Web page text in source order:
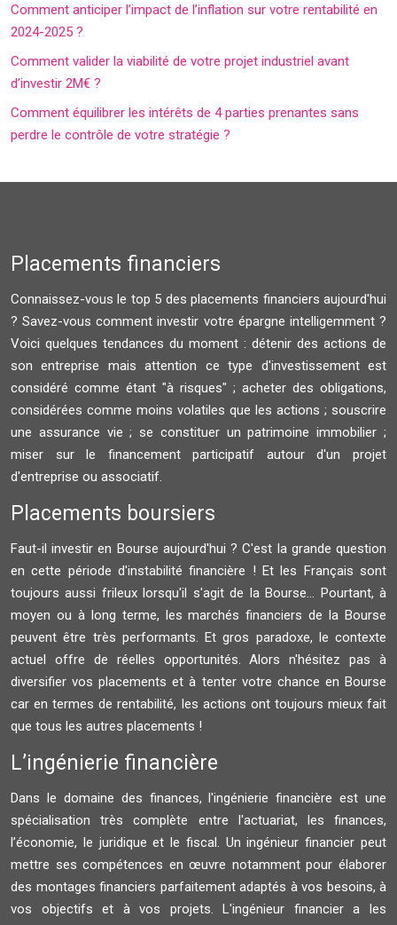
Comment anticiper l’impact de l’inflation sur votre rentabilité en
2024-2025 ?
Comment valider la viabilité de votre projet industriel avant
d’investir 2M€ ?
Comment équilibrer les intérêts de 4 parties prenantes sans
perdre le contrôle de votre stratégie ?
Placements financiers
Connaissez-vous le top 5 des placements financiers aujourd'hui
? Savez-vous comment investir votre épargne intelligemment ?
Voici quelques tendances du moment : détenir des actions de
son entreprise mais attention ce type d'investissement est
considéré comme étant "à risques" ; acheter des obligations,
considérées comme moins volatiles que les actions ; souscrire
une assurance vie ; se constituer un patrimoine immobilier ;
miser sur le financement participatif autour d'un projet
d'entreprise ou associatif.
Placements boursiers
Faut-il investir en Bourse aujourd'hui ? C'est la grande question
en cette période d'instabilité financière ! Et les Français sont
toujours aussi frileux lorsqu'il s'agit de la Bourse... Pourtant, à
moyen ou à long terme, les marchés financiers de la Bourse
peuvent être très performants. Et gros paradoxe, le contexte
actuel offre de réelles opportunités. Alors n'hésitez pas à
diversifier vos placements et à tenter votre chance en Bourse
car en termes de rentabilité, les actions ont toujours mieux fait
que tous les autres placements !
L’ingénierie financière
Dans le domaine des finances, l'ingénierie financière est une
spécialisation très complète entre l'actuariat, les finances,
l’économie, le juridique et le fiscal. Un ingénieur financier peut
mettre ses compétences en œuvre notamment pour élaborer
des montages financiers parfaitement adaptés à vos besoins, à
vos objectifs et à vos projets. L'ingénieur financier a les